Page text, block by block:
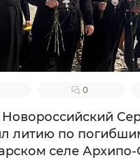
0
литию по
селе